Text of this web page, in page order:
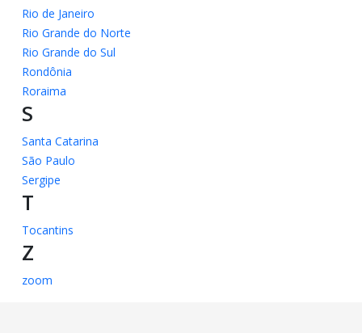
Rio de Janeiro
Rio Grande do Norte
Rio Grande do Sul
Rondônia
Roraima
S
Santa Catarina
São Paulo
Sergipe
T
Tocantins
Z
zoom